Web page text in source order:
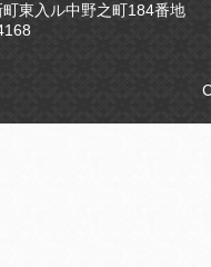
東入ル中野之町184番地